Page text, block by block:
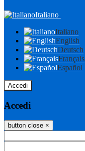
Italiano
Italiano
English
Deutsch
Français
Español
Accedi
Accedi
button close ×